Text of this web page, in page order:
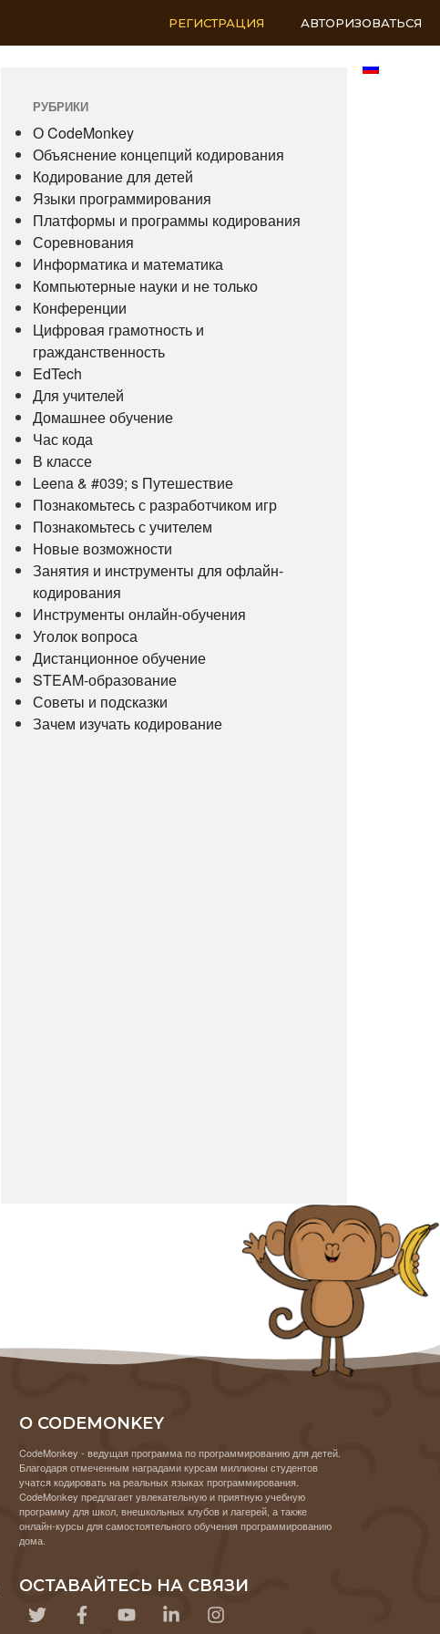
РЕГИСТРАЦИЯ АВТОРИЗОВАТЬСЯ
РУБРИКИ
О CodeMonkey
Объяснение концепций кодирования
Кодирование для детей
Языки программирования
Платформы и программы кодирования
Соревнования
Информатика и математика
Компьютерные науки и не только
Конференции
Цифровая грамотность и
гражданственность
EdTech
Для учителей
Домашнее обучение
Час кода
В классе
Leena & #039; s Путешествие
Познакомьтесь с разработчиком игр
Познакомьтесь с учителем
Новые возможности
Занятия и инструменты для офлайн-
кодирования
Инструменты онлайн-обучения
Уголок вопроса
Дистанционное обучение
STEAM-образование
Советы и подсказки
Зачем изучать кодирование
О CODEMONKEY
CodeMonkey - ведущая программа по программированию для детей.
Благодаря отмеченным наградами курсам миллионы студентов
учатся кодировать на реальных языках программирования.
CodeMonkey предлагает увлекательную и приятную учебную
программу для школ, внешкольных клубов и лагерей, а также
онлайн-курсы для самостоятельного обучения программированию
дома.
ОСТАВАЙТЕСЬ НА СВЯЗИ